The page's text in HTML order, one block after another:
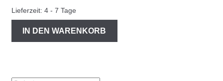
Lieferzeit: 4 - 7 Tage
IN DEN WARENKORB